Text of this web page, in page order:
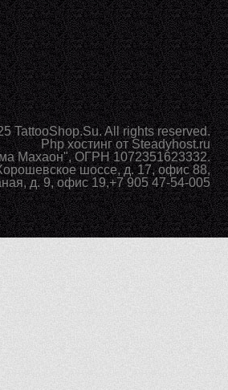
TattooShop.Su. All rights reserved.
Php хостингот Steadyhost.ru
Махаон", ОГРН 1072351623332.
шоссе, д. 17, офис 88,
д. 9, офис 19,+7 905 47-54-005